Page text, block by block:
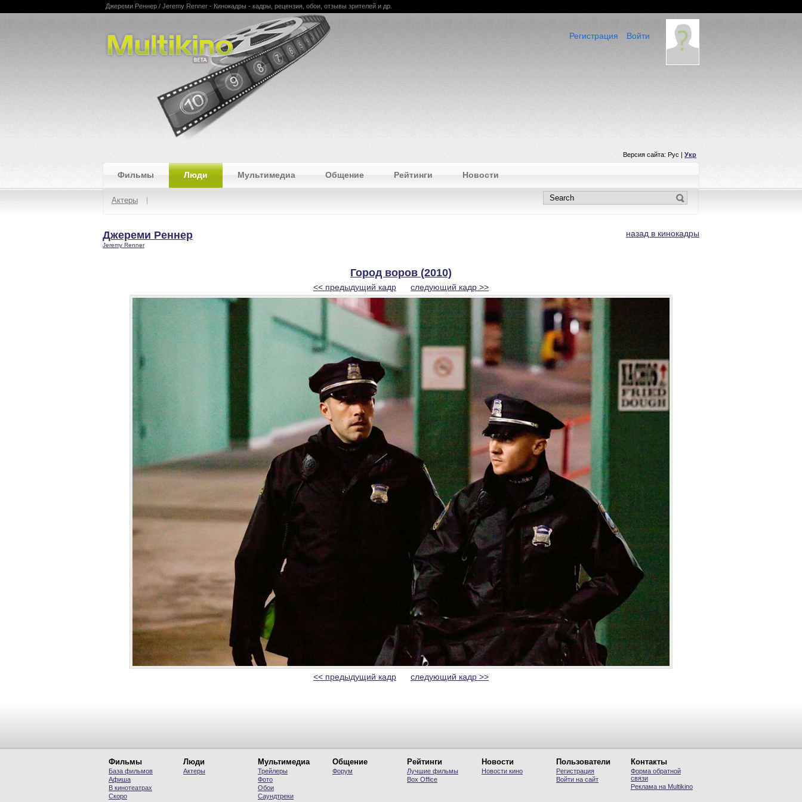
Multikino
Джереми Реннер / Jeremy Renner - Кинокадры - кадры, рецензия, обои, отзывы зрителей и др.
Войти
Регистрация
Версия сайта: Рус | Укр
Фильмы Люди Мультимедиа Общение Рейтинги Новости
Актеры
Джереми Реннер назад в кинокадры
Jeremy Renner
Город воров (2010)
<< предыдущий кадр следующий кадр >>
<< предыдущий кадр следующий кадр >>
Фильмы
База фильмов
Афиша
В кинотеатрах
Скоро
Люди
Актеры
Мультимедиа
Трейлеры
Фото
Обои
Саундтреки
Общение
Форум
Рейтинги
Лучшие фильмы
Вох Office
Новости
Новости кино
Пользователи
Регистрация
Войти на сайт
Контакты
Форма обратной
связи
Реклама на Multikino